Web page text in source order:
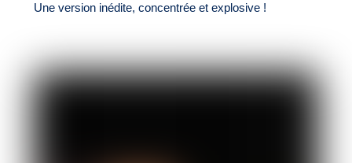
Une version inédite, concentrée et explosive !